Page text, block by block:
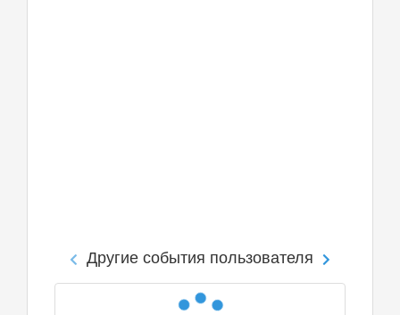
Другие события пользователя